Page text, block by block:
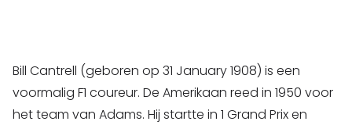
Bill Cantrell (geboren op 31 January 1908) is een
voormalig F1 coureur. De Amerikaan reed in 1950 voor
het team van Adams. Hij startte in 1 Grand Prix en